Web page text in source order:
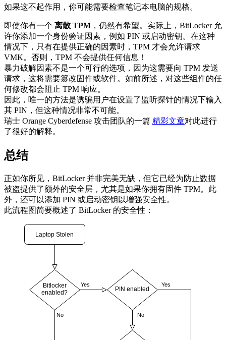
如果这不起作用，你可能需要检查笔记本电脑的规格。
即使你有一个 离散 TPM ，仍然有希望。实际上，BitLocker 允
许你添加一个身份验证因素，例如 PIN 或启动密钥。在这种
情况下，只有在提供正确的因素时，TPM 才会允许请求
VMK。否则，TPM 不会提供任何信息！
暴力破解因素不是一个可行的选项，因为这需要向 TPM 发送
请求，这将需要篡改固件或软件。如前所述，对这些组件的任
何修改都会阻止 TPM 响应。
因此，唯一的方法是诱骗用户在设置了监听探针的情况下输入
其 PIN，但这种情况非常不可能。
瑞士 Orange Cyberdefense 攻击团队的一篇 精彩文章对此进行
了很好的解释。
总结
正如你所见，BitLocker 并非完美无缺，但它已经为防止数据
被盗提供了额外的安全层，尤其是如果你拥有固件 TPM。此
外，还可以添加 PIN 或启动密钥以增强安全性。
此流程图简要概述了 BitLocker 的安全性：